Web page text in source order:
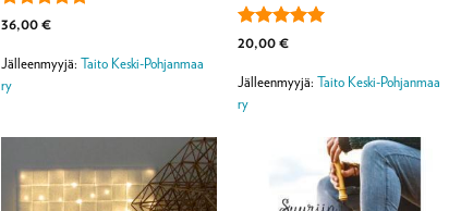
Arvostelu
/ 5
36,00€
Jälleenmyyjä:Taito Keski-Pohjanmaa
ry
Arvostelu
/ 5
20,00€
Jälleenmyyjä:Taito Keski-Pohjanmaa
ry